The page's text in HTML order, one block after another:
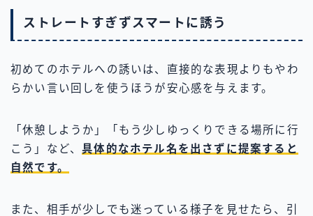
ストレートすぎずスマートに誘う
初めてのホテルへの誘いは、直接的な表現よりもやわ
らかい言い回しを使うほうが安心感を与えます。
「休憩しようか」「もう少しゆっくりできる場所に行
こう」など、具体的なホテル名を出さずに提案すると
自然です。
また、相手が少しでも迷っている様子を見せたら、引